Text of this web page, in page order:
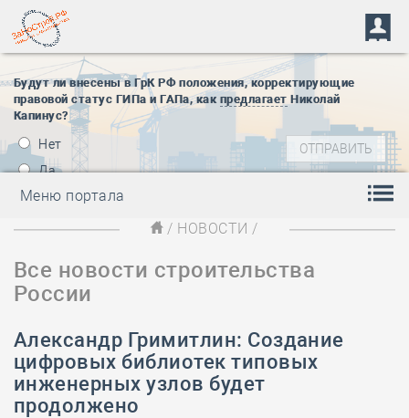
Будут ли внесены в ГрК РФ положения, корректирующие
правовой статус ГИПа и ГАПа, как предлагает Николай
Капинус?
Нет
Да
Меню портала
/ НОВОСТИ /
Все новости строительства
России
Александр Гримитлин: Создание
цифровых библиотек типовых
инженерных узлов будет
продолжено